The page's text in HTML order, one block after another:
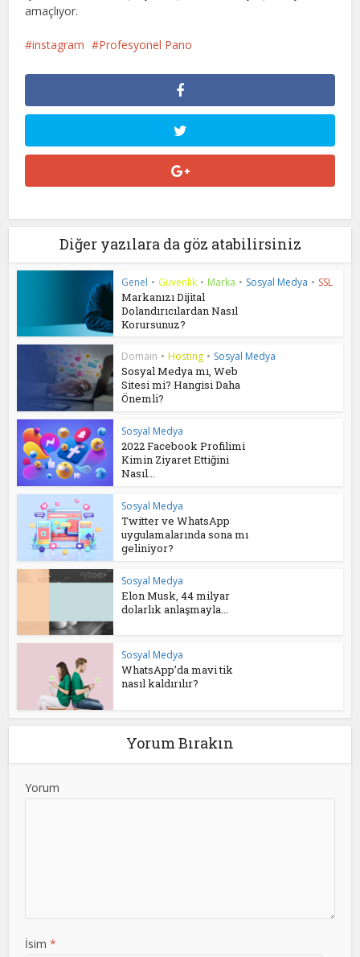
amaçlıyor.
instagram Profesyonel Pano
Diğer yazılara da göz atabilirsiniz
Genel • Güvenlik • Marka • Sosyal Medya • SSL
Markanızı Dijital
Dolandırıcılardan Nasıl
Korursunuz?
Domain • Hosting • Sosyal Medya
Sosyal Medya mı, Web
Sitesi mi? Hangisi Daha
Önemli?
Sosyal Medya
2022 Facebook Profilimi
Kimin Ziyaret Ettiğini
Nasıl...
Sosyal Medya
Twitter ve WhatsApp
uygulamalarında sona mı
geliniyor?
Sosyal Medya
Elon Musk, 44 milyar
dolarlık anlaşmayla...
Sosyal Medya
WhatsApp’da mavi tik
nasıl kaldırılır?
Yorum Bırakın
Yorum
İsim *